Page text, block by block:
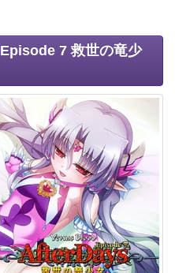
7 救世の竜少